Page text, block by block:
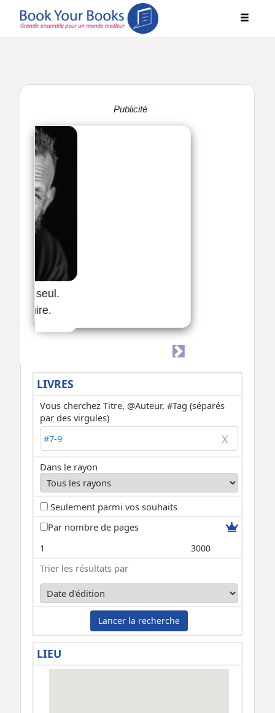
LIVRES
Vous cherchez Titre, @Auteur, #Tag (séparés
par des virgules)
Dans le rayon
Seulement parmi vos souhaits
Par nombre de pages
1 3000
Trier les résultats par
Lancer la recherche
LIEU